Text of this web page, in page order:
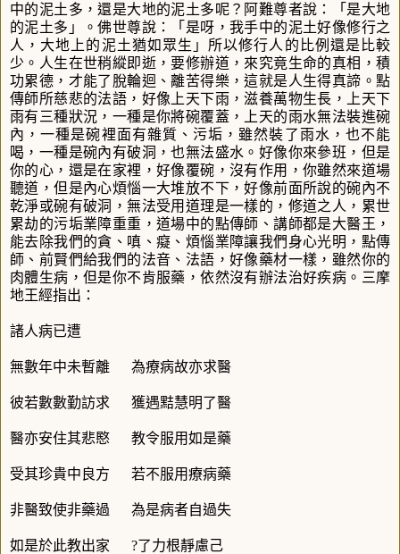
中的泥土多，還是大地的泥土多呢？阿難尊者說：「是大地
的泥土多」。佛世尊說：「是呀，我手中的泥土好像修行之
人，大地上的泥土猶如眾生」所以修行人的比例還是比較
少。人生在世稍縱即逝，要修辦道，來究竟生命的真相，積
功累德，才能了脫輪迴、離苦得樂，這就是人生得真諦。點
傳師所慈悲的法語，好像上天下雨，滋養萬物生長，上天下
雨有三種狀況，一種是你將碗覆蓋，上天的雨水無法裝進碗
內，一種是碗裡面有雜質、污垢，雖然裝了雨水，也不能
喝，一種是碗內有破洞，也無法盛水。好像你來參班，但是
你的心，還是在家裡，好像覆碗，沒有作用，你雖然來道場
聽道，但是內心煩惱一大堆放不下，好像前面所說的碗內不
乾淨或碗有破洞，無法受用道理是一樣的，修道之人，累世
累劫的污垢業障重重，道場中的點傳師、講師都是大醫王，
能去除我們的貪、嗔、癡、煩惱業障讓我們身心光明，點傳
師、前賢們給我們的法音、法語，好像藥材一樣，雖然你的
肉體生病，但是你不肯服藥，依然沒有辦法治好疾病。三摩
地王經指出：
諸人病已遭
無數年中未暫離 為療病故亦求醫
彼若數數勤訪求 獲遇黠慧明了醫
醫亦安住其悲愍 教令服用如是藥
受其珍貴中良方 若不服用療病藥
非醫致使非藥過 為是病者自過失
如是於此教出家 ?了力根靜慮己